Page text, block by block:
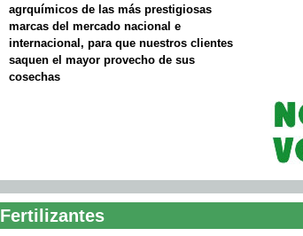
agrquímicos de las más prestigiosas
marcas del mercado nacional e
internacional, para que nuestros clientes
saquen el mayor provecho de sus
cosechas
Fertilizantes